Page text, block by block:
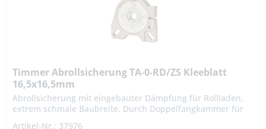
Timmer Abrollsicherung TA-0-RD/ZS Kleeblatt
16,5x16,5mm
Abrollsicherung mit eingebauter Dämpfung für Rollladen,
extrem schmale Baubreite. Durch Doppelfangkammer für
Artikel-Nr.: 37976